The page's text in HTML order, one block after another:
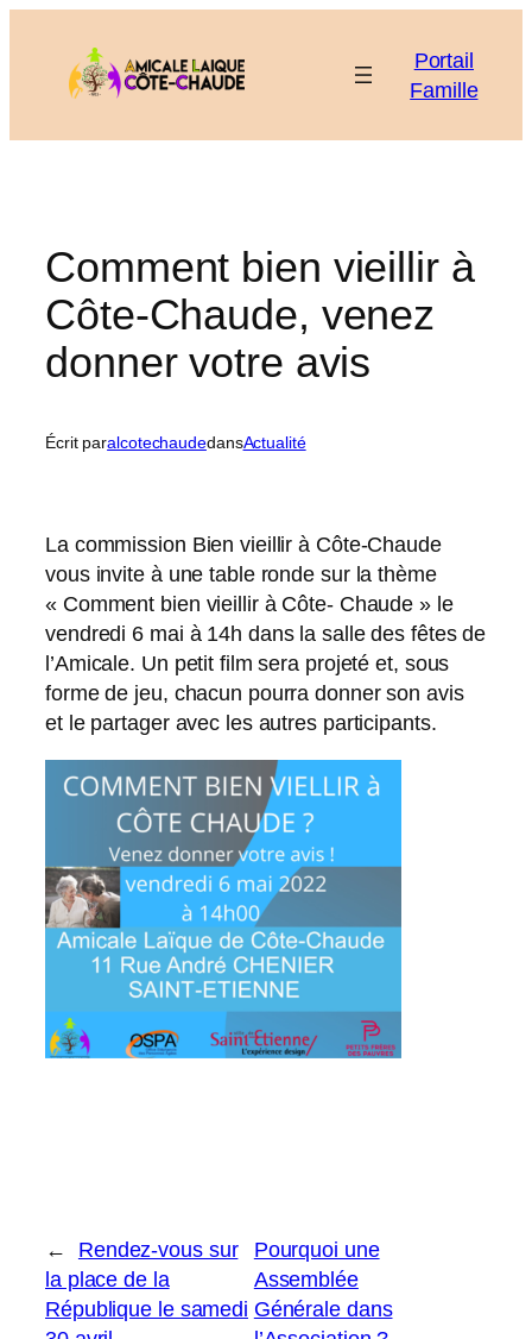
contenu
Portail
Famille
Comment bien vieillir à
Côte-Chaude, venez
donner votre avis
Écrit paralcotechaudedansActualité
La commission Bien vieillir à Côte-Chaude
vous invite à une table ronde sur la thème
« Comment bien vieillir à Côte- Chaude » le
vendredi 6 mai à 14h dans la salle des fêtes de
l’Amicale. Un petit film sera projeté et, sous
forme de jeu, chacun pourra donner son avis
et le partager avec les autres participants.
←
Rendez-vous sur
la place de la
République le samedi
Pourquoi une
Assemblée
Générale dans